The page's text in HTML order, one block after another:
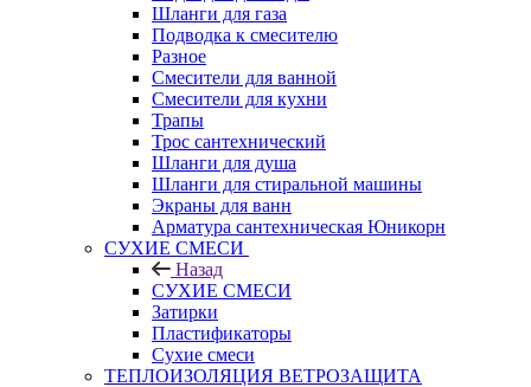
Шланги для газа
Подводка к смесителю
Разное
Смесители для ванной
Смесители для кухни
Трапы
Трос сантехнический
Шланги для душа
Шланги для стиральной машины
Экраны для ванн
Арматура сантехническая Юникорн
СУХИЕ СМЕСИ
Назад
СУХИЕ СМЕСИ
Затирки
Пластификаторы
Сухие смеси
ТЕПЛОИЗОЛЯЦИЯ ВЕТРОЗАЩИТА